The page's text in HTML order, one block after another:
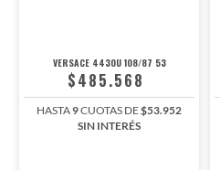
VERSACE 4430U 108/87 53
$485.568
HASTA9CUOTAS DE$53.952
SIN INTERÉS